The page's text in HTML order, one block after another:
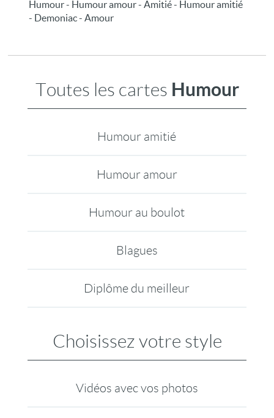
Humour - Humour amour - Amitié - Humour amitié
- Demoniac - Amour
Toutes les cartes Humour
Humour amitié
Humour amour
Humour au boulot
Blagues
Diplôme du meilleur
Choisissez votre style
Vidéos avec vos photos